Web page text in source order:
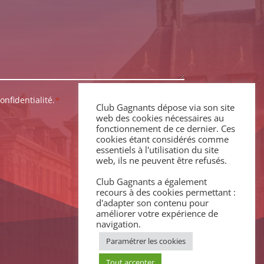
*
Club Gagnants dépose via son site
web des cookies nécessaires au
fonctionnement de ce dernier. Ces
cookies étant considérés comme
essentiels à l'utilisation du site
web, ils ne peuvent être refusés.
Club Gagnants a également
recours à des cookies permettant :
d'adapter son contenu pour
améliorer votre expérience de
navigation.
Paramétrer les cookies